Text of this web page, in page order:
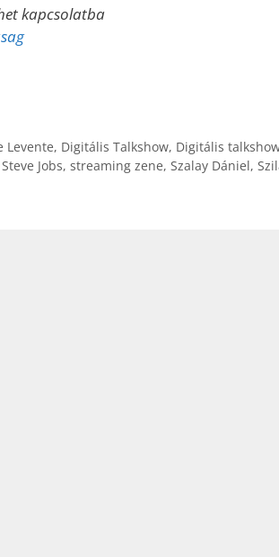
kapcsolatba
Levente, Digitális Talkshow, Digitális
Steve Jobs, streaming zene, Szalay Dániel,